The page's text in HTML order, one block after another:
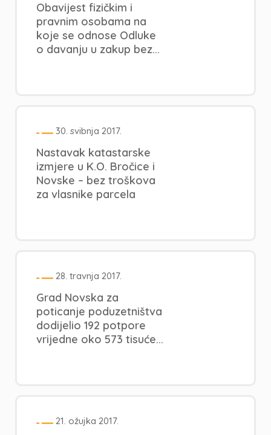
Obavijest fizičkim i
pravnim osobama na
koje se odnose Odluke
o davanju u zakup bez...
30. svibnja 2017.
Nastavak katastarske
izmjere u K.O. Bročice i
Novske – bez troškova
za vlasnike parcela
28. travnja 2017.
Grad Novska za
poticanje poduzetništva
dodijelio 192 potpore
vrijedne oko 573 tisuće...
21. ožujka 2017.